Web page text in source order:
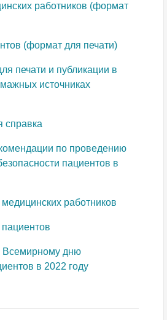
работников (формат
(формат для печати)
печати и публикации в
источниках
справка
по проведению
пациентов в
работников
Всемирному дню
в 2022 году